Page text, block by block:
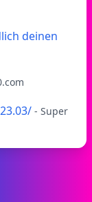
deinen
- Super